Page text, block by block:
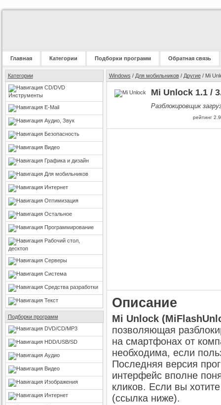
Главная Категории Подборки программ Обратная связь
Категории
CD/DVD
Инструменты
E-Mail
Аудио, Звук
Безопасность
Видео
Графика и дизайн
Для мобильников
Интернет
Оптимизация
Остальное
Программирование
Рабочий стол,
десктоп
Серверы
Система
Средства разработки
Текст
Подборки программ
DVD/CD/MP3
HDD/USB/SD
Аудио
Видео
Изображения
Интернет
Windows / Для мобильников/ Другие/ Mi
Mi Unlock 1.1 /
Разблокировщик
рейтинг 2.9
Описание
Mi Unlock
позволяющая
на смартфонах от
необходима, если
Последняя версия
интерфейс вполне
кликов. Если вы
(ссылка ниже).